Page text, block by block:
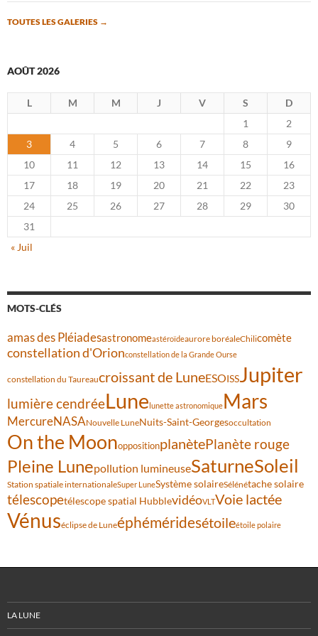
TOUTES LES GALERIES →
AOÛT 2026
L M M J V S
D
1
2
3
4 5 6 7 8
9
10
11 12 13 14 15
16
17
18 19 20 21 22
23
24
25 26 27 28 29
30
31
« Juil
MOTS-CLÉS
amas des Pléiadesastronomeastéroïdeaurore boréaleChilicomète
constellation d'Orionconstellation de la Grande Ourse
constellation du Taureaucroissant de LuneESOISSJupiter
lumière cendréeLune lunette astronomiqueMars
MercureNASANouvelle LuneNuits-Saint-Georgesoccultation
On the MoonoppositionplanètePlanète rouge
Pleine Lunepollution lumineuseSaturneSoleil
Station spatiale internationaleSuper LuneSystème solaireSélénétache solaire
télescopetélescope spatial HubblevidéoVLTVoie lactée
Vénuséclipse de Luneéphéméridesétoileétoile polaire
LA LUNE